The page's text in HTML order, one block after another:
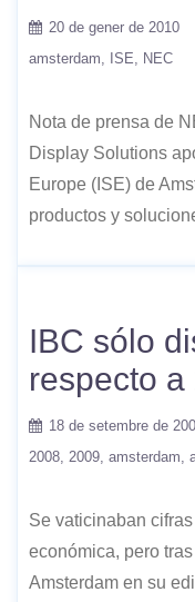
20 de gener de 2010
amsterdam
ISE NEC
Nota de prensa de
Display Solutions
Europe (ISE) de
productos y
IBC sólo
respecto a
18 de setembre de
2008 2009 amsterdam
Se vaticinaban
económica, pero
Amsterdam en su